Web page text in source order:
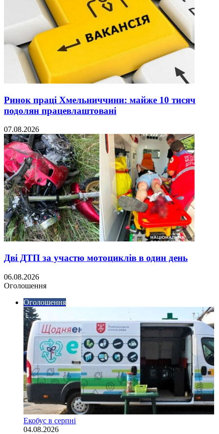
Ринок праці Хмельниччини: майже 10 тисяч
подолян працевлаштовані
07.08.2026
Дві ДТП за участю мотоциклів в один день
06.08.2026
Оголошення
Оголошення
Екобус в серпні
04.08.2026